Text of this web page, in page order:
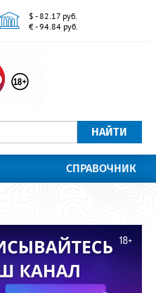
$ - 82.17 руб.
€ - 94.84 руб.
НАЙТИ
СПРАВОЧНИК